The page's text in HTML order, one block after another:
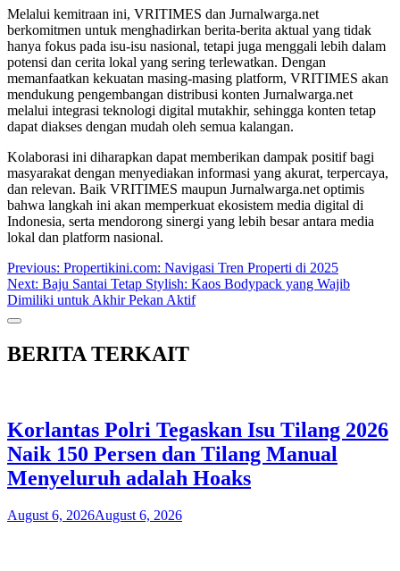
Melalui kemitraan ini, VRITIMES dan Jurnalwarga.net
berkomitmen untuk menghadirkan berita-berita aktual yang tidak
hanya fokus pada isu-isu nasional, tetapi juga menggali lebih dalam
potensi dan cerita lokal yang sering terlewatkan. Dengan
memanfaatkan kekuatan masing-masing platform, VRITIMES akan
mendukung pengembangan distribusi konten Jurnalwarga.net
melalui integrasi teknologi digital mutakhir, sehingga konten tetap
dapat diakses dengan mudah oleh semua kalangan.
Kolaborasi ini diharapkan dapat memberikan dampak positif bagi
masyarakat dengan menyediakan informasi yang akurat, terpercaya,
dan relevan. Baik VRITIMES maupun Jurnalwarga.net optimis
bahwa langkah ini akan memperkuat ekosistem media digital di
Indonesia, serta mendorong sinergi yang lebih besar antara media
lokal dan platform nasional.
Post
navigation
Previous: Propertikini.com: Navigasi Tren Properti di 2025
Next: Baju Santai Tetap Stylish: Kaos Bodypack yang Wajib
Dimiliki untuk Akhir Pekan Aktif
BERITA TERKAIT
Korlantas Polri Tegaskan Isu Tilang 2026
Naik 150 Persen dan Tilang Manual
Menyeluruh adalah Hoaks
August 6, 2026August 6, 2026